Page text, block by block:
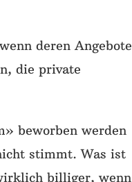
deren Angebote
die private
beworben werden
stimmt. Was ist
billiger, wenn